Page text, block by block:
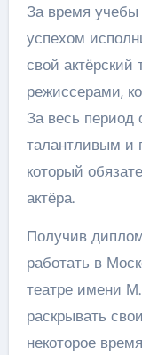
За время
успехом
свой
режиссерами,
За весь
талантливым и
который
актёра.
Получив
работать в
театре имени
раскрывать
некоторое